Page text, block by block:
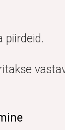
piirdeid.